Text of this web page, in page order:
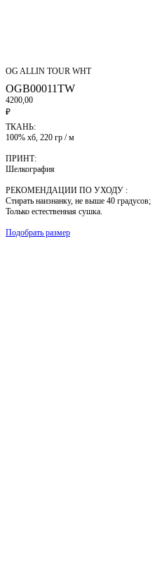
OG ALLIN TOUR WHT
OGB00011TW
4200,00
₽
ТКАНЬ:
100% хб, 220 гр / м
ПРИНТ:
Шелкография
РЕКОМЕНДАЦИИ ПО УХОДУ :
Стирать наизнанку, не выше 40 градусов;
Только естественная сушка.
Подобрать размер